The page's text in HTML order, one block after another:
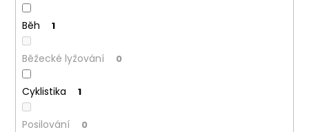
Běh 1
Běžecké lyžování 0
Cyklistika 1
Posilování 0